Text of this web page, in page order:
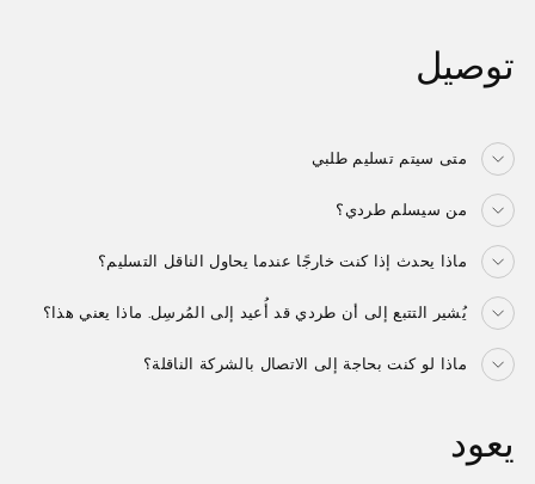
توصيل
متى سيتم تسليم طلبي
من سيسلم طردي؟
ماذا يحدث إذا كنت خارجًا عندما يحاول الناقل التسليم؟
يُشير التتبع إلى أن طردي قد أُعيد إلى المُرسِل. ماذا يعني هذا؟
ماذا لو كنت بحاجة إلى الاتصال بالشركة الناقلة؟
يعود